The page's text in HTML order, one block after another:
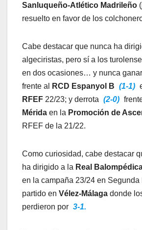
Sanluqueño-Atlético Madrileño
resuelto en favor de los
Cabe destacar que nunca ha
algeciristas, pero sí a los
en dos ocasiones… y nunca
frente al
RCD Espanyol B (1-1)
RFEF 22/23; y derrota (2-0)
Mérida en la Promoción de
RFEF de la 21/22.
Como curiosidad, cabe destacar
ha dirigido a la Real
en la campaña 23/24 en Segunda
partido en Vélez-Málaga donde
perdieron por 3-1.